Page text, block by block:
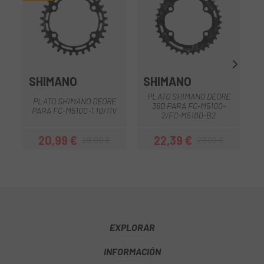
SHIMANO
PLATO SHIMANO DEORE
PARA FC-M5100-1 10/11V
Precio
20,99 €Precio regular
SHIMANO
PLATO SHIMANO DEORE
36D PARA FC-M5100-
2/FC-M5100-B2
Precio
22,39 €Precio regular
EXPLORAR
INFORMACIÓN